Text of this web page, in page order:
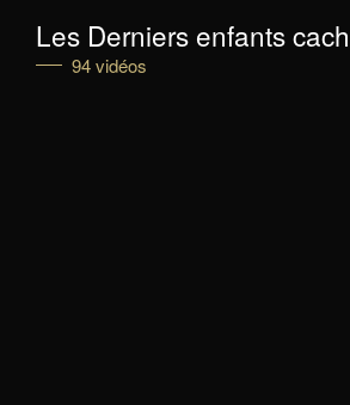
Les Derniers enfants
94 vidéos